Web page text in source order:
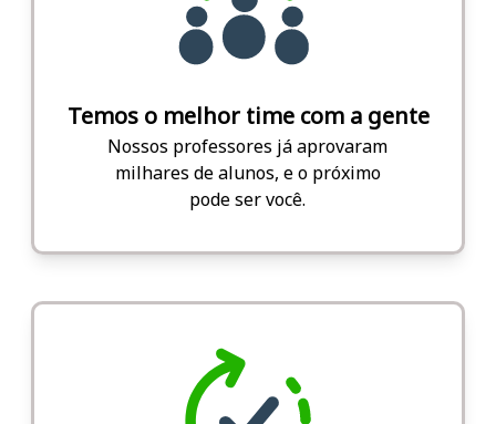
Temos o melhor time com a gente
Nossos professores já aprovaram
milhares de alunos, e o próximo
pode ser você.